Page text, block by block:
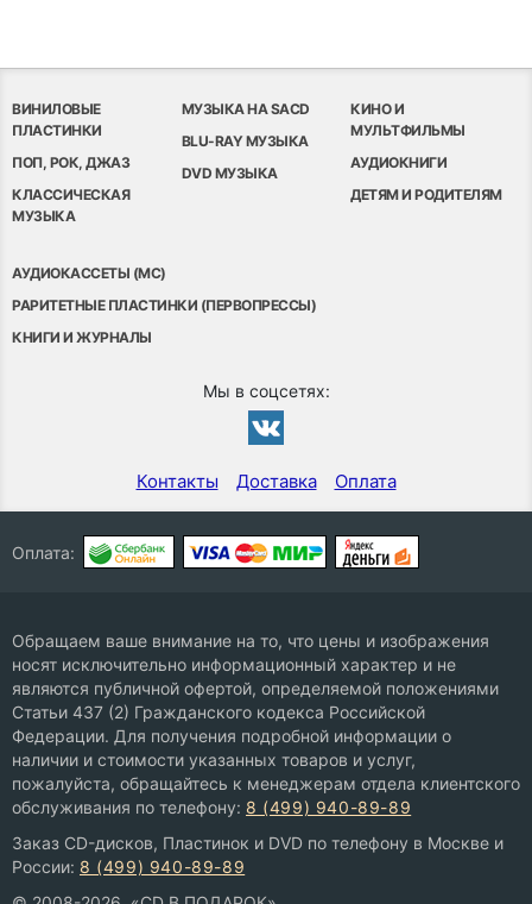
ВИНИЛОВЫЕ
ПЛАСТИНКИ
ПОП, РОК, ДЖАЗ
КЛАССИЧЕСКАЯ
МУЗЫКА
МУЗЫКА НА SACD
BLU-RAY МУЗЫКА
DVD МУЗЫКА
КИНО И
МУЛЬТФИЛЬМЫ
АУДИОКНИГИ
ДЕТЯМ И РОДИТЕЛЯМ
АУДИОКАССЕТЫ (MC)
РАРИТЕТНЫЕ ПЛАСТИНКИ (ПЕРВОПРЕССЫ)
КНИГИ И ЖУРНАЛЫ
Мы в соцсетях:
Контакты Доставка Оплата
Оплата:
Обращаем ваше внимание на то, что цены и изображения
носят исключительно информационный характер и не
являются публичной офертой, определяемой положениями
Статьи 437 (2) Гражданского кодекса Российской
Федерации. Для получения подробной информации о
наличии и стоимости указанных товаров и услуг,
пожалуйста, обращайтесь к менеджерам отдела клиентского
обслуживания по телефону: 8 (499) 940-89-89
Заказ CD-дисков, Пластинок и DVD по телефону в Москве и
России: 8 (499) 940-89-89